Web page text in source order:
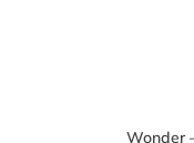
Wonder